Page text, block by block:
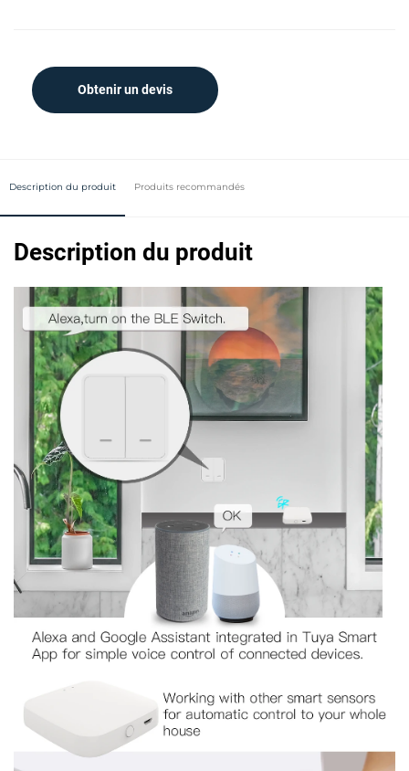
Obtenir un devis
Description du produit Produits recommandés
Description du produit